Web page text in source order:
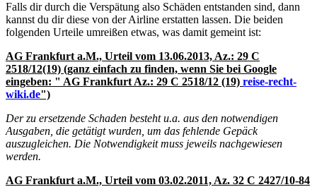
Falls dir durch die Verspätung also Schäden entstanden sind, dann
kannst du dir diese von der Airline erstatten lassen. Die beiden
folgenden Urteile umreißen etwas, was damit gemeint ist:
AG Frankfurt a.M., Urteil vom 13.06.2013, Az.: 29 C
2518/12(19) (ganz einfach zu finden, wenn Sie bei Google
eingeben: " AG Frankfurt Az.: 29 C 2518/12 (19) reise-recht-
wiki.de")
Der zu ersetzende Schaden besteht u.a. aus den notwendigen
Ausgaben, die getätigt wurden, um das fehlende Gepäck
auszugleichen. Die Notwendigkeit muss jeweils nachgewiesen
werden.
AG Frankfurt a.M., Urteil vom 03.02.2011, Az. 32 C 2427/10-84